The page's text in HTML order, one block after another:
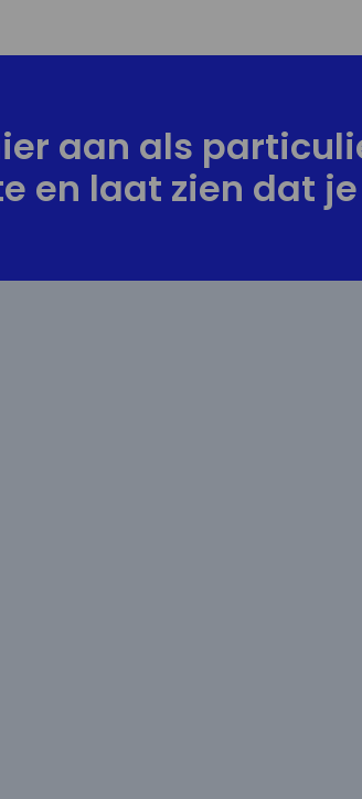
aan als
en laat zien dat